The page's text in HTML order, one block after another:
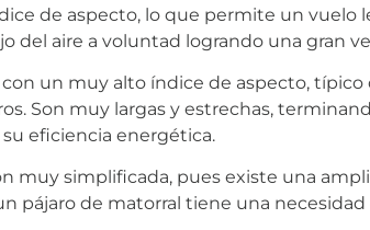
de aspecto, lo que permite un vuelo
del aire a voluntad logrando una gran
un muy alto índice de aspecto,
Son muy largas y estrechas,
eficiencia energética.
muy simplificada, pues existe una
pájaro de matorral tiene una